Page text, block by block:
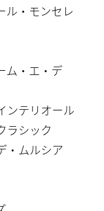
ル・モンセレ
ム・エ・デ
ンテリオール
ラシック
・ムルシア